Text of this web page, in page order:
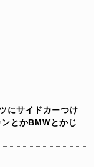
にサイドカーつけ
とかBMWとかじ